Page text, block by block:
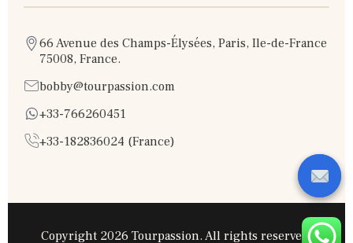
66 Avenue des Champs-Élysées, Paris, Ile-de-France
75008, France.
bobby@tourpassion.com
+33-766260451
+33-182836024 (France)
Copyright 2026 Tourpassion. All rights reserved.